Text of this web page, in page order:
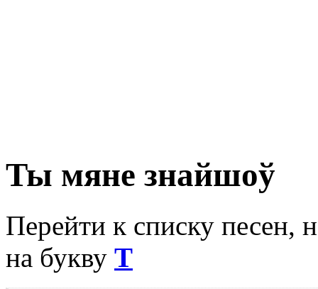
Ты мяне знайшоў
Перейти к списку песен,
на букву Т